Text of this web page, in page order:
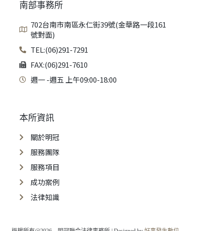
南部事務所
702台南市南區永仁街39號(金華路一段161
號對面)
TEL:(06)291-7291
FAX:(06)291-7610
週一 -週五 上午09:00-18:00
本所資訊
關於明冠
服務團隊
服務項目
成功案例
法律知識